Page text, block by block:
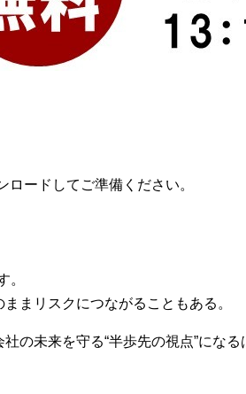
ードしてご準備ください。
。
まリスクにつながることもある。
の未来を守る“半歩先の視点”になる